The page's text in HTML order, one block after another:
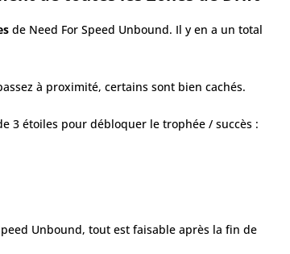
de Need For Speed Unbound. Il y en a un total
à proximité, certains sont bien cachés.
3 étoiles pour débloquer le trophée / succès :
Unbound, tout est faisable après la fin de